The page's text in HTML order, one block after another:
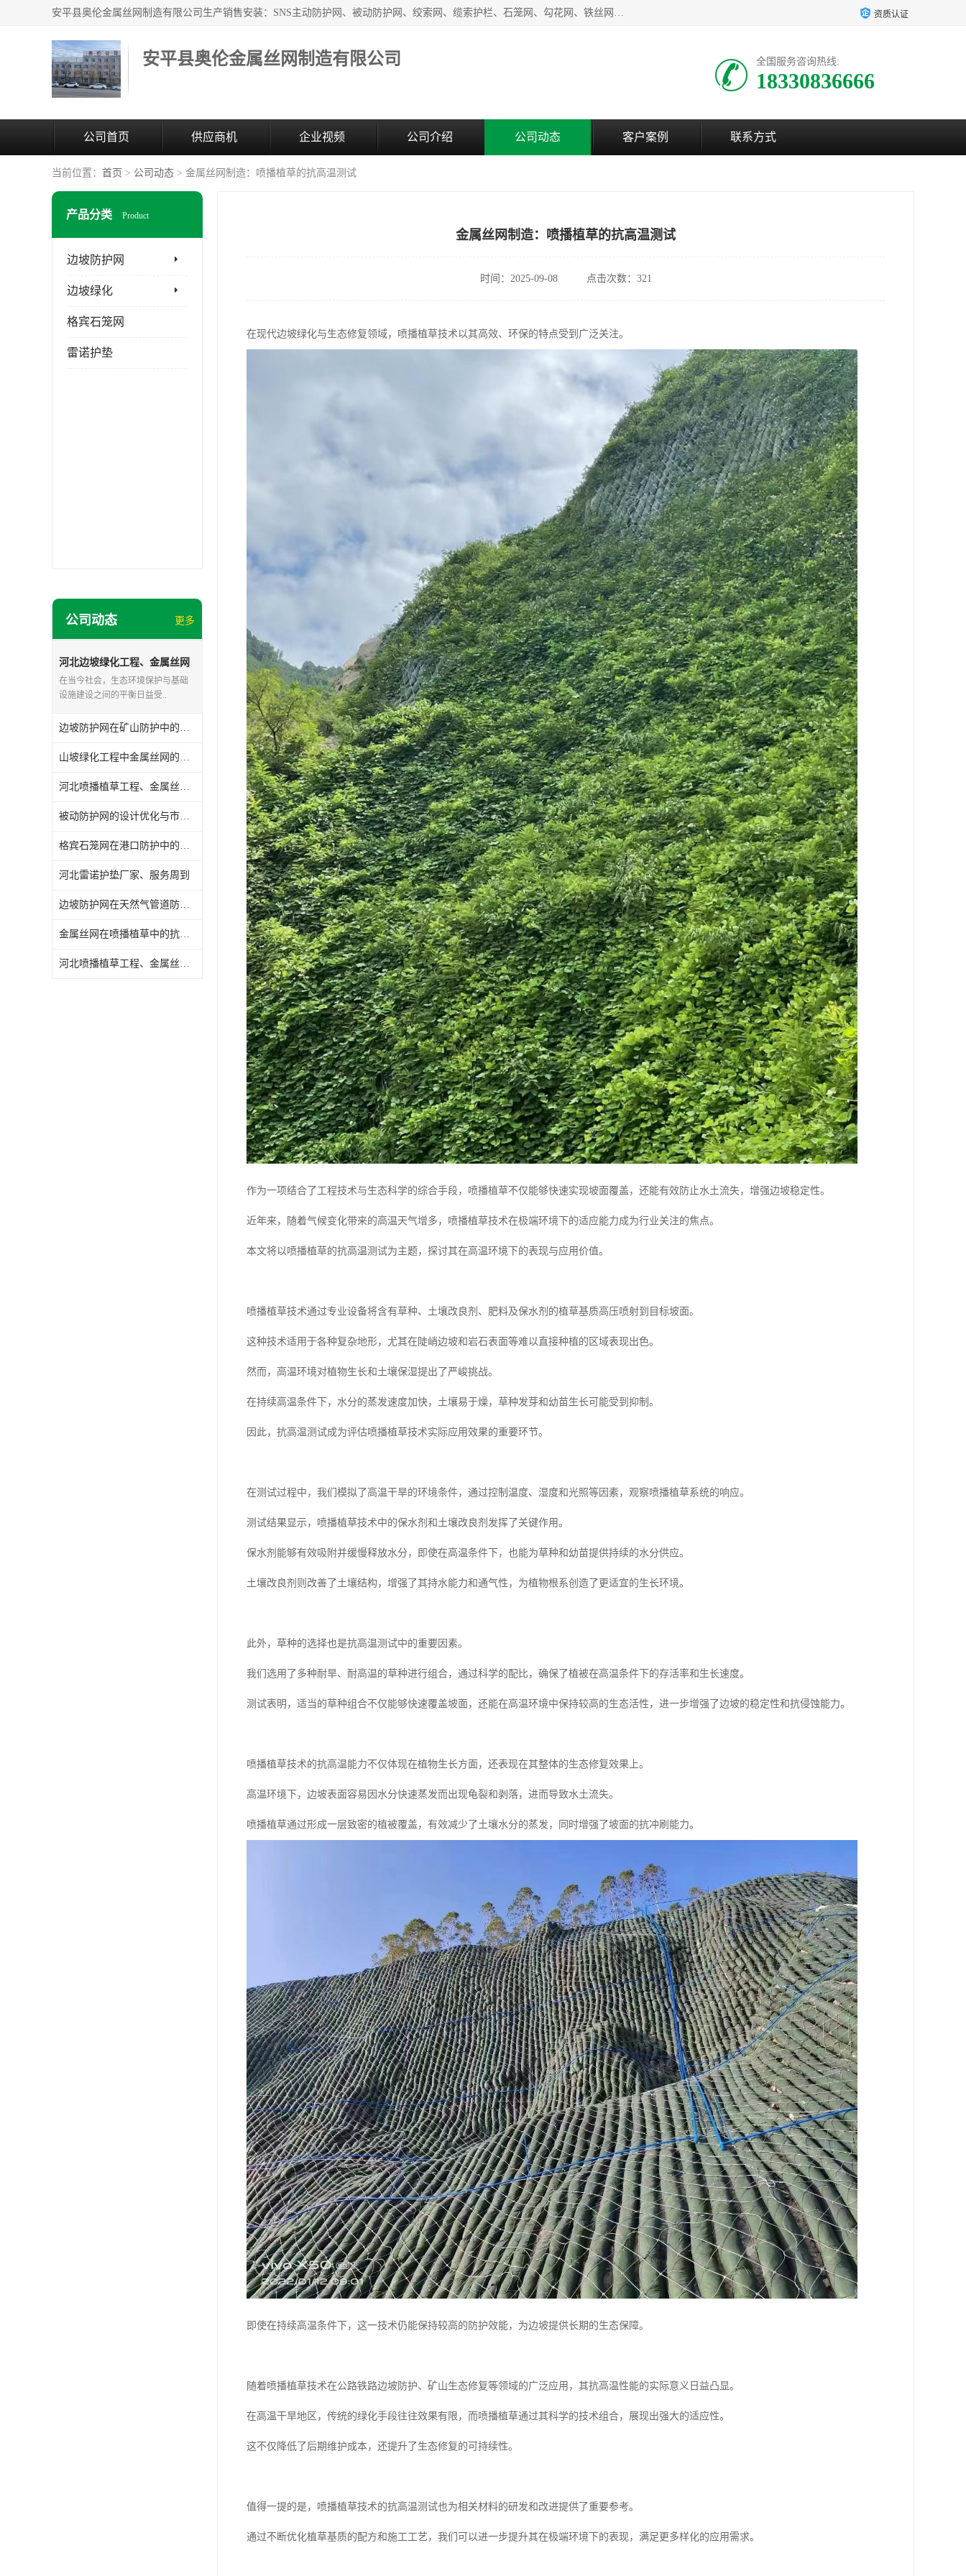
安平县奥伦金属丝网制造有限公司生产销售安装：SNS主动防护网、被动防护网、绞索网、缆索护栏、石笼网、勾花网、铁丝网、电焊网、土工格栅、土工格室、刀片刺绳、刺绳、护栏网、防眩网、防抛网、隔离栅、声屏障、锌钢市政护栏、爬架网;生产、销售:钛克网、轧花网、六角网、钢筋网、不锈钢网等丝网制品。 资质认证
安平县奥伦金属丝网制造有限公司 全国服务咨询热线:
18330836666
公司首页 供应商机 企业视频 公司介绍 公司动态 客户案例 联系方式
当前位置： 首页 > 公司动态 > 金属丝网制造：喷播植草的抗高温测试
产品分类 Product
边坡防护网
边坡绿化
格宾石笼网
雷诺护垫
公司动态 更多
河北边坡绿化工程、金属丝网
施工案例
在当今社会，生态环境保护与基础
设施建设之间的平衡日益受..
边坡防护网在矿山防护中的应用案例
山坡绿化工程中金属丝网的抗低温测试
河北喷播植草工程、金属丝网安装指南
被动防护网的设计优化与市场应用
格宾石笼网在港口防护中的应用前景
河北雷诺护垫厂家、服务周到
边坡防护网在天然气管道防护中的应用前景
金属丝网在喷播植草中的抗风性能
河北喷播植草工程、金属丝网施工案例
金属丝网制造：喷播植草的抗高温测试
时间：2025-09-08 点击次数：321
在现代边坡绿化与生态修复领域，喷播植草技术以其高效、环保的特点受到广泛关注。
作为一项结合了工程技术与生态科学的综合手段，喷播植草不仅能够快速实现坡面覆盖，还能有效防止水土流失，增强边坡稳定性。
近年来，随着气候变化带来的高温天气增多，喷播植草技术在极端环境下的适应能力成为行业关注的焦点。
本文将以喷播植草的抗高温测试为主题，探讨其在高温环境下的表现与应用价值。
喷播植草技术通过专业设备将含有草种、土壤改良剂、肥料及保水剂的植草基质高压喷射到目标坡面。
这种技术适用于各种复杂地形，尤其在陡峭边坡和岩石表面等难以直接种植的区域表现出色。
然而，高温环境对植物生长和土壤保湿提出了严峻挑战。
在持续高温条件下，水分的蒸发速度加快，土壤易于燥，草种发芽和幼苗生长可能受到抑制。
因此，抗高温测试成为评估喷播植草技术实际应用效果的重要环节。
在测试过程中，我们模拟了高温干旱的环境条件，通过控制温度、湿度和光照等因素，观察喷播植草系统的响应。
测试结果显示，喷播植草技术中的保水剂和土壤改良剂发挥了关键作用。
保水剂能够有效吸附并缓慢释放水分，即使在高温条件下，也能为草种和幼苗提供持续的水分供应。
土壤改良剂则改善了土壤结构，增强了其持水能力和通气性，为植物根系创造了更适宜的生长环境。
此外，草种的选择也是抗高温测试中的重要因素。
我们选用了多种耐旱、耐高温的草种进行组合，通过科学的配比，确保了植被在高温条件下的存活率和生长速度。
测试表明，适当的草种组合不仅能够快速覆盖坡面，还能在高温环境中保持较高的生态活性，进一步增强了边坡的稳定性和抗侵蚀能力。
喷播植草技术的抗高温能力不仅体现在植物生长方面，还表现在其整体的生态修复效果上。
高温环境下，边坡表面容易因水分快速蒸发而出现龟裂和剥落，进而导致水土流失。
喷播植草通过形成一层致密的植被覆盖，有效减少了土壤水分的蒸发，同时增强了坡面的抗冲刷能力。
即使在持续高温条件下，这一技术仍能保持较高的防护效能，为边坡提供长期的生态保障。
随着喷播植草技术在公路铁路边坡防护、矿山生态修复等领域的广泛应用，其抗高温性能的实际意义日益凸显。
在高温干旱地区，传统的绿化手段往往效果有限，而喷播植草通过其科学的技术组合，展现出强大的适应性。
这不仅降低了后期维护成本，还提升了生态修复的可持续性。
值得一提的是，喷播植草技术的抗高温测试也为相关材料的研发和改进提供了重要参考。
通过不断优化植草基质的配方和施工工艺，我们可以进一步提升其在极端环境下的表现，满足更多样化的应用需求。